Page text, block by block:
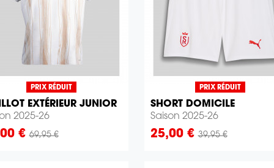
PRIX RÉDUIT
EXTÉRIEUR JUNIOR
2025-26
€ 69,95 €
 Aperçu rapide
PRIX RÉDUIT
SHORT DOMICILE
Saison 2025-26
Prix
25,00 € 39,95 €
Aperçu rapide